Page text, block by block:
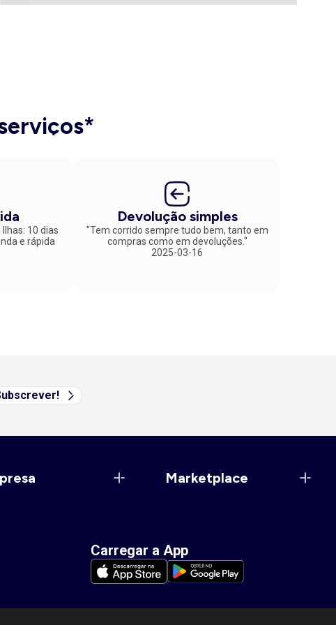
10 dias
Devolução simples
"Tem corrido sempre tudo bem, tanto em
compras como em devoluções."
2025-03-16
Marketplace
Carregar a App